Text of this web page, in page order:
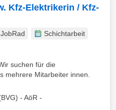
Kfz-Elektrikerin / Kfz-
JobRad
Schichtarbeit
suchen für die
mehrere Mitarbeiter innen.
- AöR -